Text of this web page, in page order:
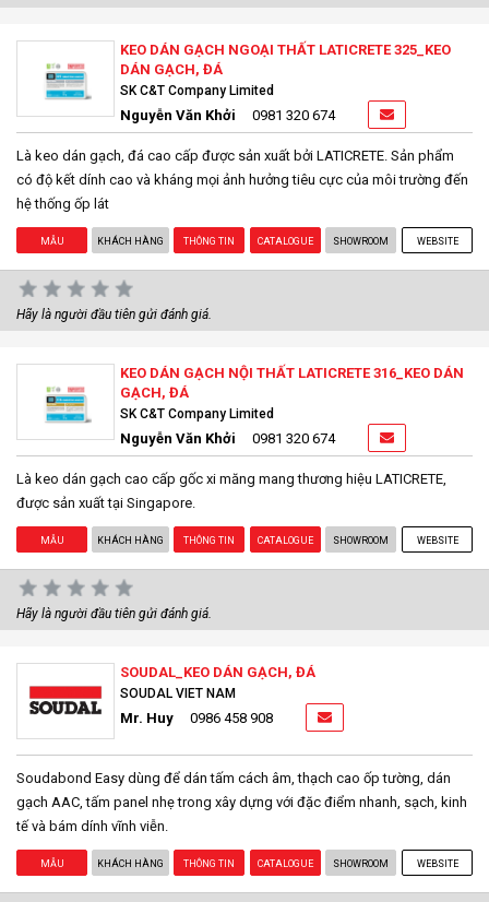
KEO DÁN GẠCH NGOẠI THẤT LATICRETE 325_KEO
DÁN GẠCH, ĐÁ
SK C&T Company Limited
Nguyễn Văn Khởi 0981 320 674
Là keo dán gạch, đá cao cấp được sản xuất bởi LATICRETE. Sản phẩm
có độ kết dính cao và kháng mọi ảnh hưởng tiêu cực của môi trường đến
hệ thống ốp lát
MẪU KHÁCH HÀNG THÔNG TIN CATALOGUE SHOWROOM WEBSITE
Hãy là người đầu tiên gửi đánh giá.
KEO DÁN GẠCH NỘI THẤT LATICRETE 316_KEO DÁN
GẠCH, ĐÁ
SK C&T Company Limited
Nguyễn Văn Khởi 0981 320 674
Là keo dán gạch cao cấp gốc xi măng mang thương hiệu LATICRETE,
được sản xuất tại Singapore.
MẪU KHÁCH HÀNG THÔNG TIN CATALOGUE SHOWROOM WEBSITE
Hãy là người đầu tiên gửi đánh giá.
SOUDAL_KEO DÁN GẠCH, ĐÁ
SOUDAL VIET NAM
Mr. Huy 0986 458 908
Soudabond Easy dùng để dán tấm cách âm, thạch cao ốp tường, dán
gạch AAC, tấm panel nhẹ trong xây dựng với đặc điểm nhanh, sạch, kinh
tế và bám dính vĩnh viễn.
MẪU KHÁCH HÀNG THÔNG TIN CATALOGUE SHOWROOM WEBSITE